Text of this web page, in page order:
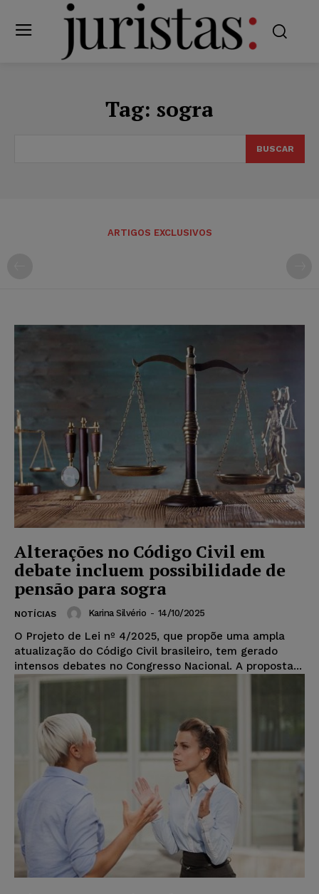
Tag: sogra
BUSCAR
ARTIGOS EXCLUSIVOS
Alterações no Código Civil em
debate incluem possibilidade de
pensão para sogra
NOTÍCIAS Karina Silvério - 14/10/2025
O Projeto de Lei nº 4/2025, que propõe uma ampla
atualização do Código Civil brasileiro, tem gerado
intensos debates no Congresso Nacional. A proposta...